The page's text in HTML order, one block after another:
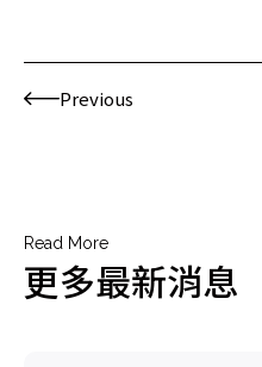
Previous
Read More
更多最新消息